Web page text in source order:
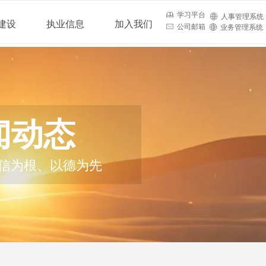
设 执业信息 加入我们
ꁡ 学习平台
ꂘ 公司邮箱
ꄓ 人事管理系统
ꄓ 业务管理系统
动态
为根、以德为先